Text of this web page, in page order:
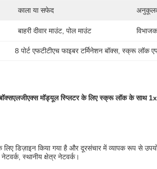
काला या सफेद
बाहरी दीवार माउंट, पोल माउंट
8 पोर्ट एफटीटीएच फाइबर टर्मिनेशन बॉक्स, स्क्रू लॉक
एलजीएक्स मॉड्यूल स्प्लिटर के लिए स्क्रू लॉक के साथ
डिज़ाइन किया गया है और दूरसंचार में व्यापक रूप से
स्थानीय क्षेत्र नेटवर्क।